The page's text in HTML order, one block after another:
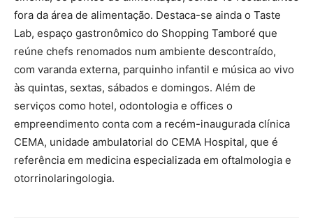
fora da área de alimentação. Destaca-se ainda o Taste
Lab, espaço gastronômico do Shopping Tamboré que
reúne chefs renomados num ambiente descontraído,
com varanda externa, parquinho infantil e música ao vivo
às quintas, sextas, sábados e domingos. Além de
serviços como hotel, odontologia e offices o
empreendimento conta com a recém-inaugurada clínica
CEMA, unidade ambulatorial do CEMA Hospital, que é
referência em medicina especializada em oftalmologia e
otorrinolaringologia.